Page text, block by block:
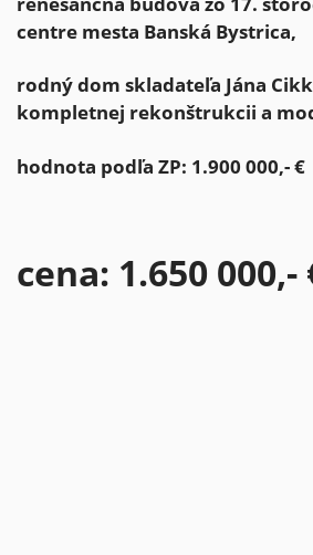
centre mesta Banská Bystrica,
rodný dom skladateľa Jána
kompletnej rekonštrukcii a
hodnota podľa ZP: 1.900 000,- €
cena: 1.650 000,-